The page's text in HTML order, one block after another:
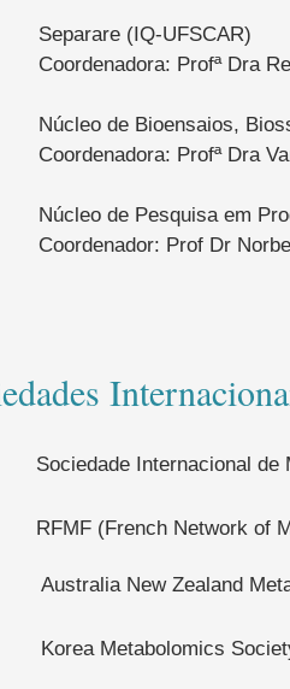
Separare (IQ-UFSCAR)
Coordenadora: Profª Dra
Núcleo de Bioensaios,
Coordenadora: Profª Dra
Núcleo de Pesquisa em
Coordenador: Prof Dr
Sociedade Internacional de
RFMF (French Network of
Australia New Zealand
Korea Metabolomics